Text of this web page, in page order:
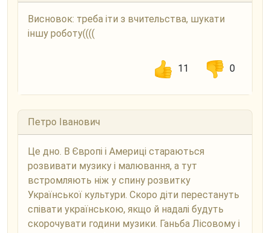
Висновок: треба іти з вчительства, шукати
іншу роботу((((
11 0
Петро Іванович
Це дно. В Європі і Америці стараються
розвивати музику і малювання, а тут
встромляють ніж у спину розвитку
Української культури. Скоро діти перестануть
співати українською, якщо й надалі будуть
скорочувати години музики. Ганьба Лісовому і